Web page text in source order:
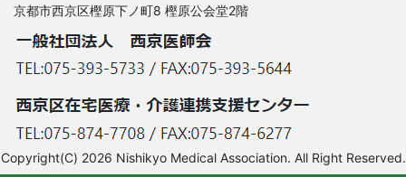
京都市西京区樫原下ノ町8 樫原公会堂2階
Copyright(C) 2026 Nishikyo Medical Association. All Right Reserved.